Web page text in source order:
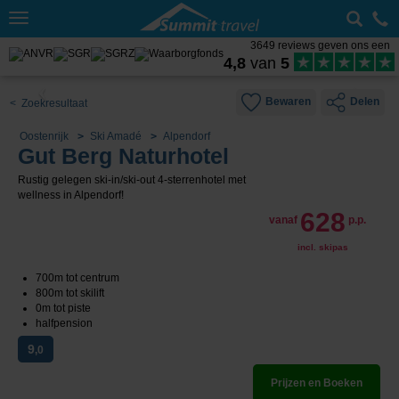
Toggle
3649 reviews geven ons een
4,8 van 5
< Zoekresultaat Bewaren Delen
Oostenrijk Ski Amadé Alpendorf
Gut Berg Naturhotel
Rustig gelegen ski-in/ski-out 4-sterrenhotel met
wellness in Alpendorf!
vanaf 628 p.p.
incl. skipas
700m tot centrum
800m tot skilift
0m tot piste
halfpension
9,0
Prijzen en Boeken